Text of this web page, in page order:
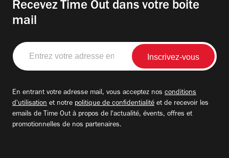
Recevez Time Out dans votre boite
mail
Entrez
votre
adresse
En entrant votre adresse mail, vous acceptez nos conditions
d'utilisation et notre politique de confidentialité et de recevoir les
emails de Time Out à propos de l'actualité, évents, offres et
promotionnelles de nos partenaires.